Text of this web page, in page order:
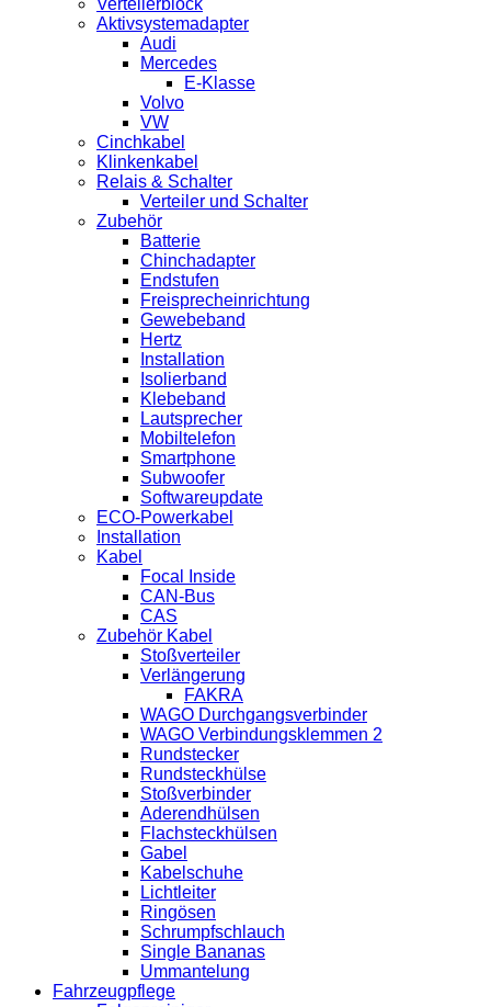
Verteilerblock
Aktivsystemadapter
Audi
Mercedes
E-Klasse
Volvo
VW
Cinchkabel
Klinkenkabel
Relais & Schalter
Verteiler und Schalter
Zubehör
Batterie
Chinchadapter
Endstufen
Freisprecheinrichtung
Gewebeband
Hertz
Installation
Isolierband
Klebeband
Lautsprecher
Mobiltelefon
Smartphone
Subwoofer
Softwareupdate
ECO-Powerkabel
Installation
Kabel
Focal Inside
CAN-Bus
CAS
Zubehör Kabel
Stoßverteiler
Verlängerung
FAKRA
WAGO Durchgangsverbinder
WAGO Verbindungsklemmen 2
Rundstecker
Rundsteckhülse
Stoßverbinder
Aderendhülsen
Flachsteckhülsen
Gabel
Kabelschuhe
Lichtleiter
Ringösen
Schrumpfschlauch
Single Bananas
Ummantelung
Fahrzeugpflege